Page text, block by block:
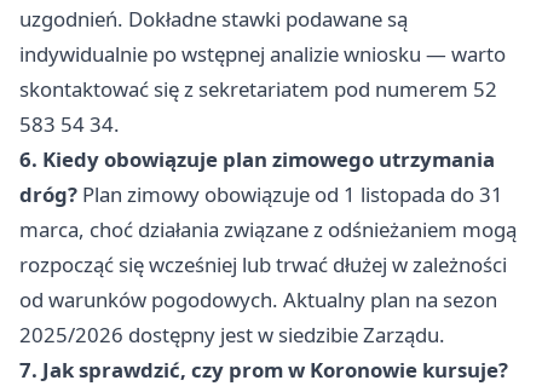
uzgodnień. Dokładne stawki podawane są
indywidualnie po wstępnej analizie wniosku — warto
skontaktować się z sekretariatem pod numerem 52
583 54 34.
6. Kiedy obowiązuje plan zimowego utrzymania
dróg? Plan zimowy obowiązuje od 1 listopada do 31
marca, choć działania związane z odśnieżaniem mogą
rozpocząć się wcześniej lub trwać dłużej w zależności
od warunków pogodowych. Aktualny plan na sezon
2025/2026 dostępny jest w siedzibie Zarządu.
7. Jak sprawdzić, czy prom w Koronowie kursuje?